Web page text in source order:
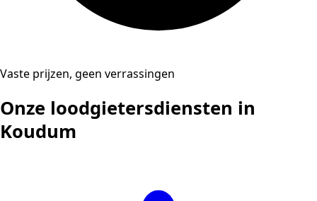
Vaste prijzen, geen verrassingen
Onze loodgietersdiensten in
Koudum